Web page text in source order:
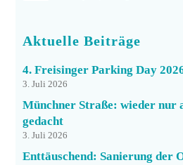
Aktuelle Beiträge
4. Freisinger Parking Day
3. Juli 2026
Münchner Straße: wieder nur
gedacht
3. Juli 2026
Enttäuschend: Sanierung der